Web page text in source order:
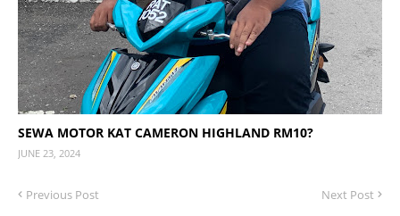
SEWA MOTOR KAT CAMERON HIGHLAND RM10?
JUNE 23, 2024
Previous Post Next Post